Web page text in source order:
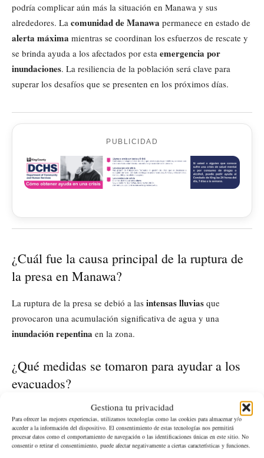
Gestiona tu privacidad
Para ofrecer las mejores experiencias, utilizamos tecnologías como las cookies para almacenar y/o
acceder a la información del dispositivo. El consentimiento de estas tecnologías nos permitirá
procesar datos como el comportamiento de navegación o las identificaciones únicas en este sitio. No
consentir o retirar el consentimiento, puede afectar negativamente a ciertas características y funciones.
podría complicar aún más la situación en Manawa y sus
alrededores. La comunidad de Manawa permanece en estado de
alerta máxima mientras se coordinan los esfuerzos de rescate y
se brinda ayuda a los afectados por esta emergencia por
inundaciones. La resiliencia de la población será clave para
superar los desafíos que se presenten en los próximos días.
PUBLICIDAD
¿Cuál fue la causa principal de la ruptura de
la presa en Manawa?
La ruptura de la presa se debió a las intensas lluvias que
provocaron una acumulación significativa de agua y una
inundación repentina en la zona.
¿Qué medidas se tomaron para ayudar a los
evacuados?
refugiosen una escuela secundaria y un centro
masónico para albergar a las personasevacuadas, y se
bloquearon las entradas a la ciudad para controlar el acceso.